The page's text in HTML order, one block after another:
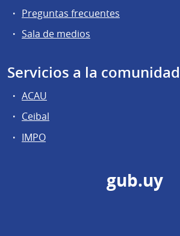
Preguntas frecuentes
Sala de medios
Servicios a la comunidad
ACAU
Ceibal
IMPO
gub.uy